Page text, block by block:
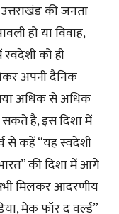
की जनता
हो या विवाह,
को ही
अपनी दैनिक
अधिक से अधिक
सकते है, इस दिशा में
से कहें “यह स्वदेशी
की दिशा में आगे
मिलकर आदरणीय
मेक फॉर द वर्ल्ड”